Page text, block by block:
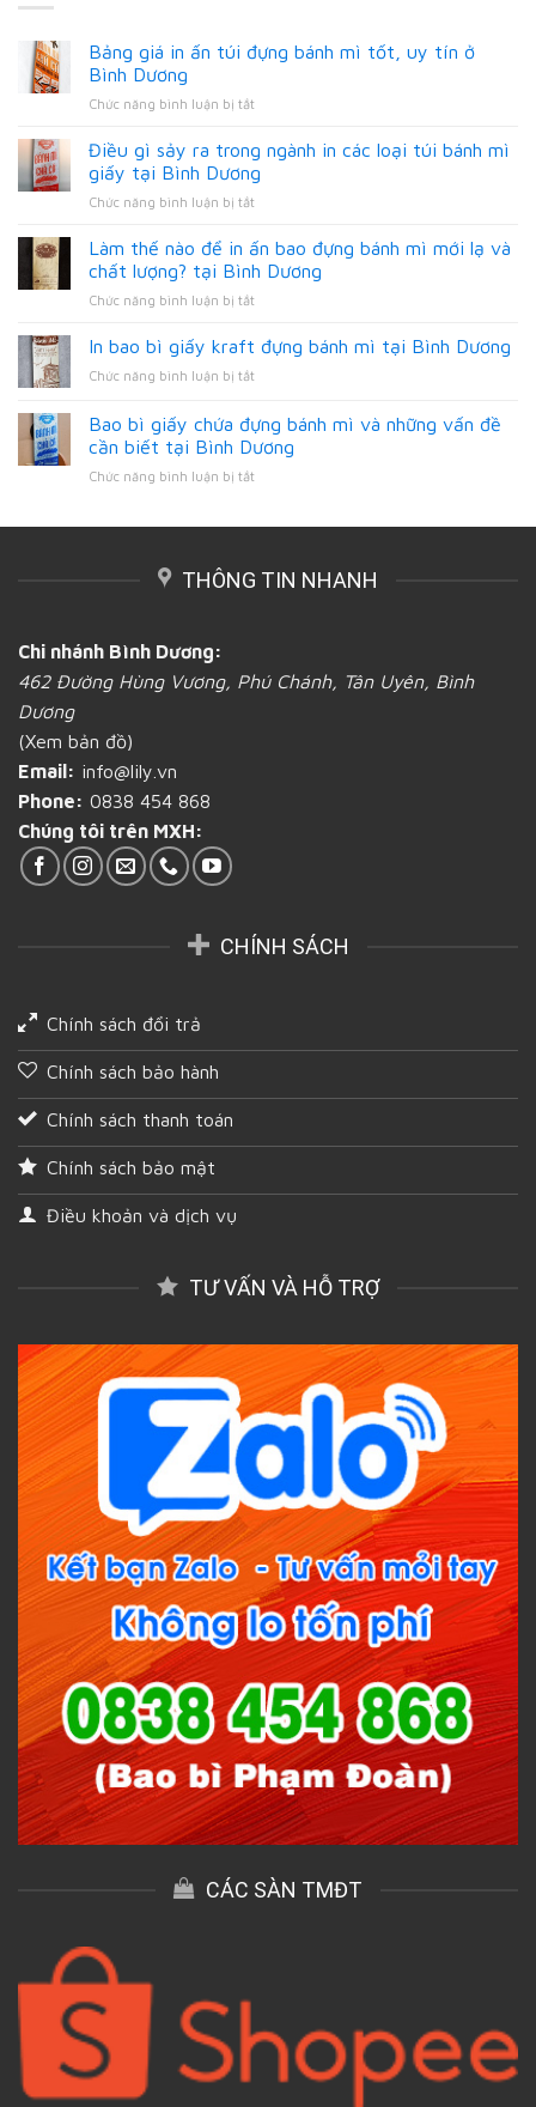
Bảng giá in ấn túi đựng bánh mì tốt, uy tín ở
Bình Dương
Chức năng bình luận bị tắtở
in
ấn
túi
bánh
mì
uy
Điều gì sảy ra trong ngành in các loại túi bánh mì
giấy tại Bình Dương
Chức năng bình luận bị tắtở
gì
sảy
ra
trong
in
loại
bánh
mì
tại
Dương
Làm thế nào để in ấn bao đựng bánh mì mới lạ và
chất lượng? tại Bình Dương
Chức năng bình luận bị tắtở
thế
nào
để
ấn
bao
bánh
chất
In bao bì giấy kraft đựng bánh mì tại Bình Dương
Chức năng bình luận bị tắtở
bì
giấy
kraft
Bình
Bao bì giấy chứa đựng bánh mì và những vấn đề
cần biết tại Bình Dương
Chức năng bình luận bị tắtở
đựng
vấn
THÔNG TIN NHANH
Chi nhánh Bình Dương:
462 Đường Hùng Vương, Phú Chánh, Tân Uyên, Bình
Dương
(Xem bản đồ)
Email: info@lily.vn
Phone: 0838 454 868
Chúng tôi trên MXH:
CHÍNH SÁCH
Chính sách đổi trả
Chính sách bảo hành
Chính sách thanh toán
Chính sách bảo mật
Điều khoản và dịch vụ
TƯ VẤN VÀ HỖ TRỢ
CÁC SÀN TMĐT